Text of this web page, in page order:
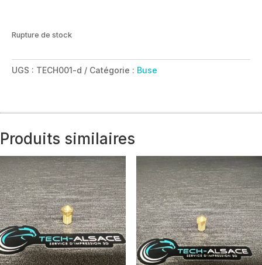
Rupture de stock
UGS : TECH001-d Catégorie : Buse
Produits similaires